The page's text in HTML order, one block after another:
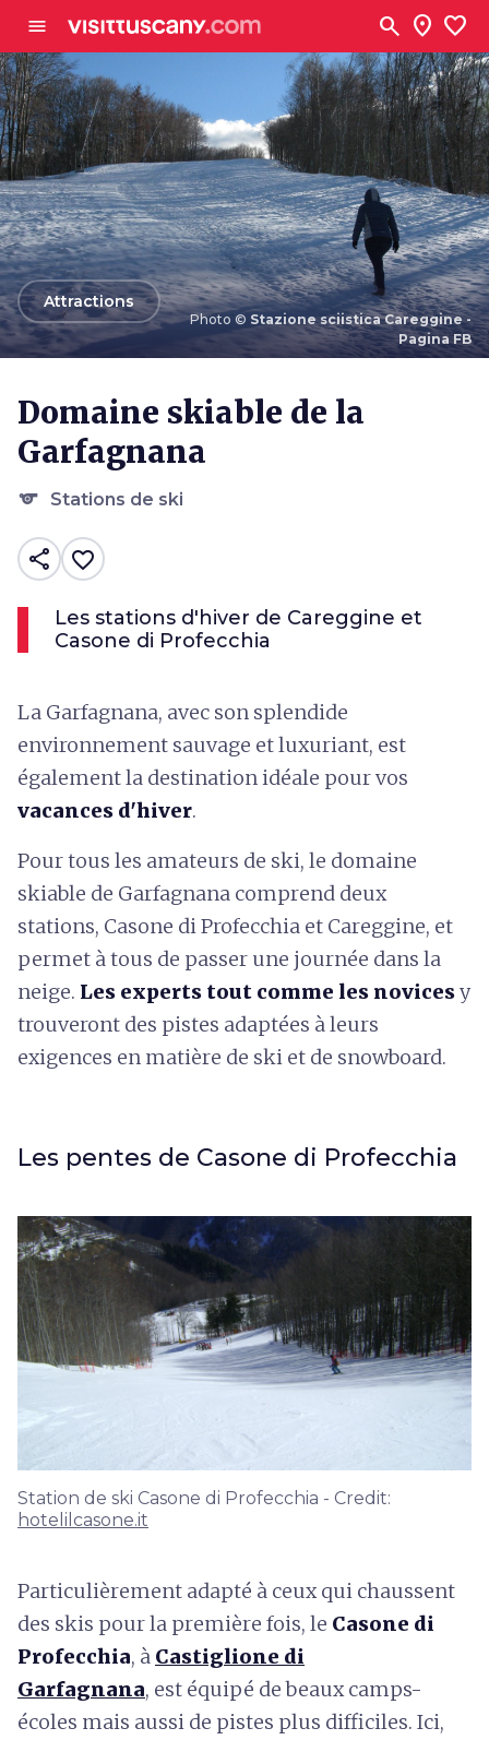
menu search location_on favorite
Photo © Stazione sciistica Careggine -
Pagina FB
arrow_backAttractions
Domaine skiable de la
Garfagnana
sports Stations de ski
share favorite_border
Les stations d'hiver de Careggine et
Casone di Profecchia
La Garfagnana, avec son splendide
environnement sauvage et luxuriant, est
également la destination idéale pour vos
vacances d'hiver.
Pour tous les amateurs de ski, le domaine
skiable de Garfagnana comprend deux
stations, Casone di Profecchia et Careggine, et
permet à tous de passer une journée dans la
neige. Les experts tout comme les novicesy
trouveront des pistes adaptées à leurs
exigences en matière de ski et de snowboard.
Les pentes de Casone di Profecchia
Station de ski Casone di Profecchia - Credit:
hotelilcasone.it
Particulièrement adapté à ceux qui chaussent
des skis pour la première fois, le Casone di
Profecchia, à Castiglione di
Garfagnana, est équipé de beaux camps-
écoles mais aussi de pistes plus difficiles. Ici,